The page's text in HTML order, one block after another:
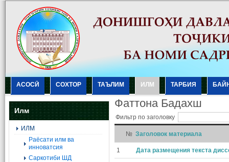
АСОСӢ СОХТОР ТАЪЛИМ ИЛМ ТАРБИЯ
Илм
ИЛМ
Раёсати илм ва
инноватсия
Саркотиби ШД
Фаттона Бадахш
Фильтр по заголовку
№ Заголовок материала
1 Дата размещения текста